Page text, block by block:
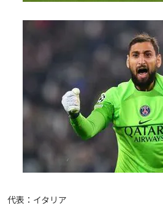
代表：イタリア